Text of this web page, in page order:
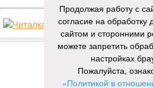
НОВОСТИ
Новости
Продолжая работу с
согласие на
сайтом и сторонними
можете запретить
настройках
Пожалуйста,
«Политикой в